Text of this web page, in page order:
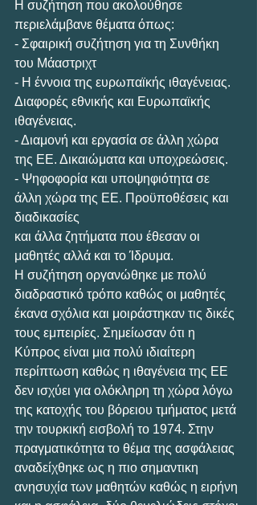
Η συζήτηση που ακολούθησε
περιελάμβανε θέματα όπως:
- Σφαιρική συζήτηση για τη Συνθήκη
του Μάαστριχτ
- Η έννοια της ευρωπαϊκής ιθαγένειας.
Διαφορές εθνικής και Ευρωπαϊκής
ιθαγένειας.
- Διαμονή και εργασία σε άλλη χώρα
της ΕΕ. Δικαιώματα και υποχρεώσεις.
- Ψηφοφορία και υποψηφιότητα σε
άλλη χώρα της ΕΕ. Προϋποθέσεις και
διαδικασίες
και άλλα ζητήματα που έθεσαν οι
μαθητές αλλά και το Ίδρυμα.
Η συζήτηση οργανώθηκε με πολύ
διαδραστικό τρόπο καθώς οι μαθητές
έκανα σχόλια και μοιράστηκαν τις δικές
τους εμπειρίες. Σημείωσαν ότι η
Κύπρος είναι μια πολύ ιδιαίτερη
περίπτωση καθώς η ιθαγένεια της ΕΕ
δεν ισχύει για ολόκληρη τη χώρα λόγω
της κατοχής του βόρειου τμήματος μετά
την τουρκική εισβολή το 1974. Στην
πραγματικότητα το θέμα της ασφάλειας
αναδείχθηκε ως η πιο σημαντικη
ανησυχία των μαθητών καθώς η ειρήνη